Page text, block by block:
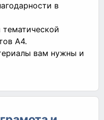
в
А4.
вам нужны и